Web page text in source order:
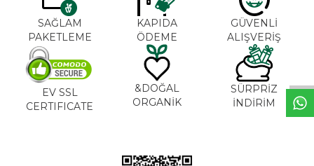
GÜVENLİ
ALIŞVERİŞ
KAPIDA
ÖDEME
SAĞLAM
PAKETLEME
SÜRPRİZ
İNDİRİM
DOĞAL&
ORGANİK
EV SSL
CERTIFICATE